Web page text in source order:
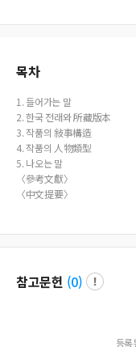
成功&#25253;仇。《夢中
可以評價&#23427;是名實相
목차
1. 들어가는 말
2. 한국 전래와 所藏版本
3. 작품의 敍事構造
4. 작품의 人物類型
5. 나오는 말
〈參考文獻〉
〈中文提要〉
참고문헌 (0)
등록